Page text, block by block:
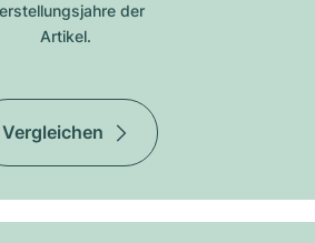
der
Artikel.
Vergleichen